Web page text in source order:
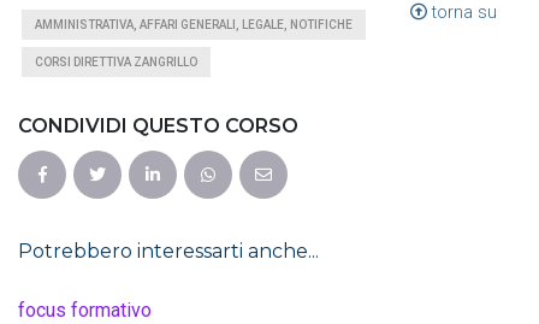
torna su
AMMINISTRATIVA, AFFARI GENERALI, LEGALE, NOTIFICHE
CORSI DIRETTIVA ZANGRILLO
CONDIVIDI QUESTO CORSO
Potrebbero interessarti anche...
focus formativo